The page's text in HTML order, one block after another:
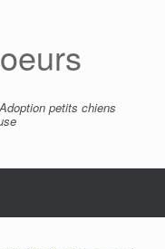
petits chiens